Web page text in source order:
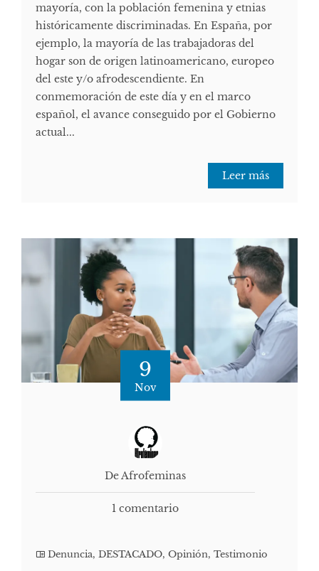
mayoría, con la población femenina y etnias
históricamente discriminadas. En España, por
ejemplo, la mayoría de las trabajadoras del
hogar son de origen latinoamericano, europeo
del este y/o afrodescendiente. En
conmemoración de este día y en el marco
español, el avance conseguido por el Gobierno
actual...
Leer más
9
Nov
De Afrofeminas
1 comentario
Denuncia, DESTACADO, Opinión, Testimonio